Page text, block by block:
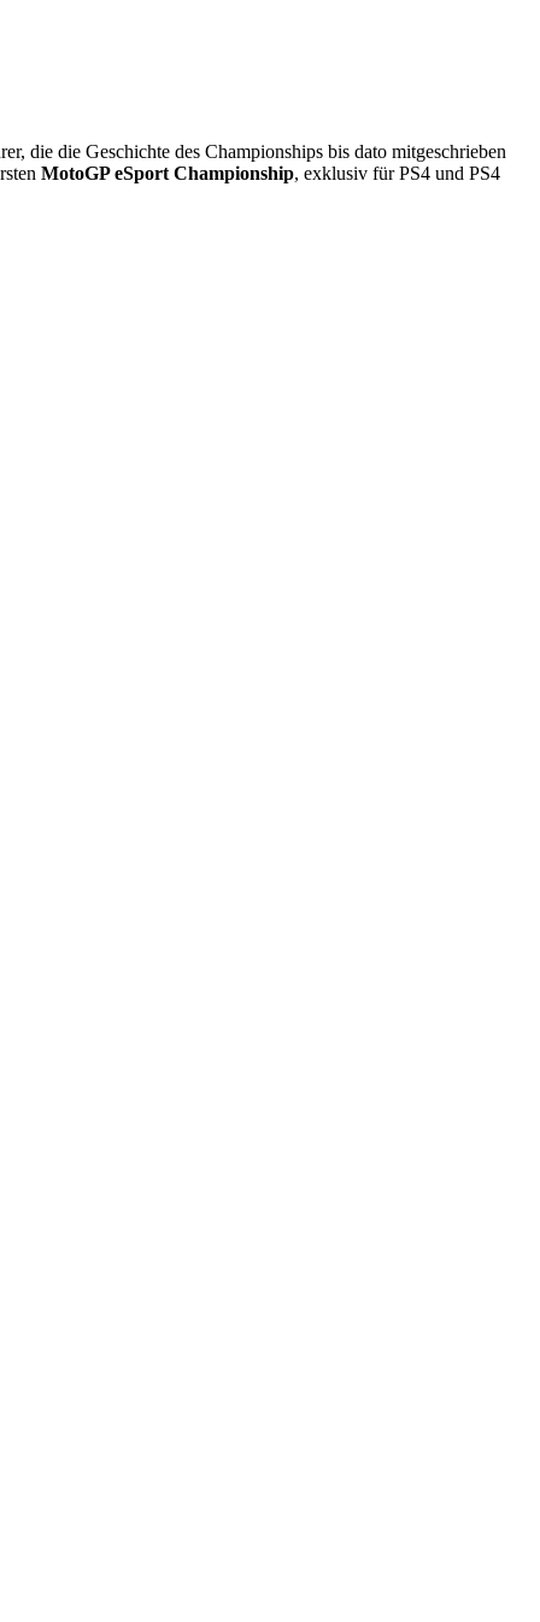
die die Geschichte des Championships bis dato mitgeschrieben
MotoGP eSport Championship, exklusiv für PS4 und PS4